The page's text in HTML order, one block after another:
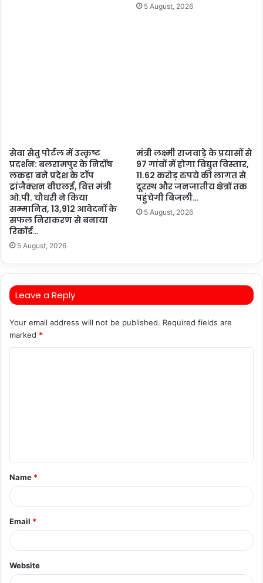
5 August, 2026
सेवा सेतु पोर्टल में उत्कृष्ट
प्रदर्शन: बलरामपुर के निर्दोष
लकड़ा बने प्रदेश के टॉप
ट्रांजैक्शन वीएलई, वित्त मंत्री
ओ.पी. चौधरी ने किया
सम्मानित, 13,912 आवेदनों के
सफल निराकरण से बनाया
रिकॉर्ड…
5 August, 2026
मंत्री लक्ष्मी राजवाड़े के प्रयासों से
97 गांवों में होगा विद्युत विस्तार,
11.62 करोड़ रुपये की लागत से
दूरस्थ और जनजातीय क्षेत्रों तक
पहुंचेगी बिजली…
5 August, 2026
Leave a Reply
Your email address will not be published. Required fields are
marked *
t
*
Name *
Email *
Website